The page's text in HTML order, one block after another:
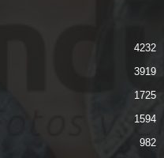
4232
3919
1725
1594
982